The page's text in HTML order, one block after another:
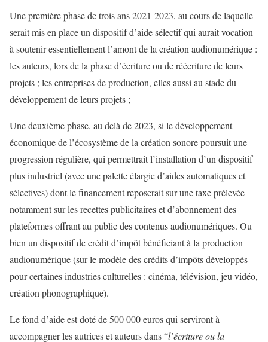
Une première phase de trois ans 2021-2023, au cours de laquelle
serait mis en place un dispositif d’aide sélectif qui aurait vocation
à soutenir essentiellement l’amont de la création audionumérique :
les auteurs, lors de la phase d’écriture ou de réécriture de leurs
projets ; les entreprises de production, elles aussi au stade du
développement de leurs projets ;
Une deuxième phase, au delà de 2023, si le développement
économique de l’écosystème de la création sonore poursuit une
progression régulière, qui permettrait l’installation d’un dispositif
plus industriel (avec une palette élargie d’aides automatiques et
sélectives) dont le financement reposerait sur une taxe prélevée
notamment sur les recettes publicitaires et d’abonnement des
plateformes offrant au public des contenus audionumériques. Ou
bien un dispositif de crédit d’impôt bénéficiant à la production
audionumérique (sur le modèle des crédits d’impôts développés
pour certaines industries culturelles : cinéma, télévision, jeu vidéo,
création phonographique).
Le fond d’aide est doté de 500 000 euros qui serviront à
accompagner les autrices et auteurs dans “l’écriture ou la